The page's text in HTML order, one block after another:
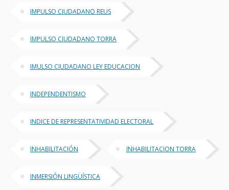
IMPULSO CIUDADANO REUS
IMPULSO CIUDADANO TORRA
IMULSO CIUDADANO LEY EDUCACION
INDEPENDENTISMO
INDICE DE REPRESENTATIVIDAD ELECTORAL
INHABILITACIÓN INHABILITACION TORRA
INMERSIÓN LINGÜÍSTICA